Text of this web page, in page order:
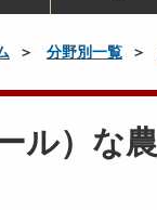
分野別一覧
ル）な